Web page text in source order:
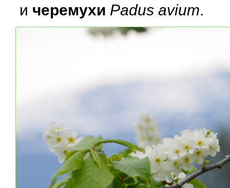
и черемухи Padus avium.